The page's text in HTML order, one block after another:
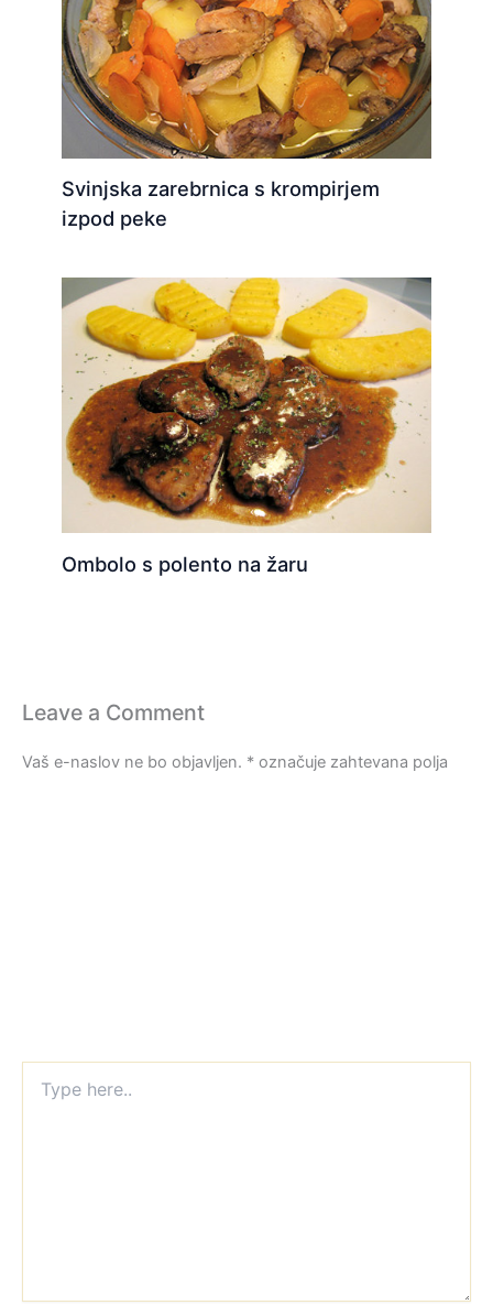
Svinjska zarebrnica s krompirjem
izpod peke
Ombolo s polento na žaru
Leave a Comment
Vaš e-naslov ne bo objavljen. * označuje zahtevana polja
here..